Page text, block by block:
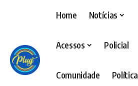
Home Notícias
Acessos Policial
Comunidade Política